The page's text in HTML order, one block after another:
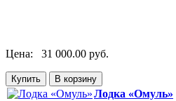
Цена: 31 000.00 руб.
Лодка «Омуль»